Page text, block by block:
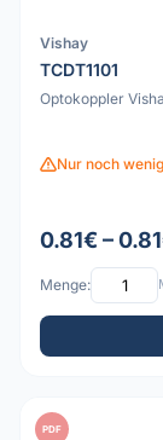
Vishay
TCDT1101
Optokoppler
Nur noch
0.81€ –
Menge:
PDF